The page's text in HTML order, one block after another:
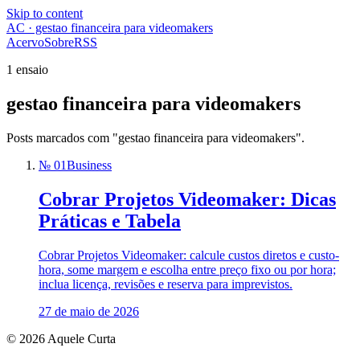
Skip to content
AC · gestao financeira para videomakers
AcervoSobreRSS
1 ensaio
gestao financeira para videomakers
Posts marcados com "gestao financeira para videomakers".
№ 01Business
Cobrar Projetos Videomaker: Dicas
Práticas e Tabela
Cobrar Projetos Videomaker: calcule custos diretos e custo-
hora, some margem e escolha entre preço fixo ou por hora;
inclua licença, revisões e reserva para imprevistos.
27 de maio de 2026
© 2026 Aquele Curta